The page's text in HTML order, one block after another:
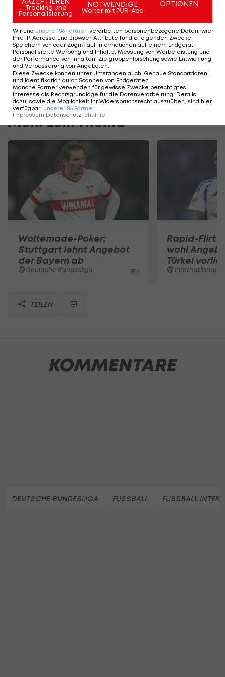
Therese Johaug (NOR/28).
Am Stammtisch bei Andy Ogris:
Christopher Knett
Stammtisch
I schau a
Runde)
Mehr zum Thema
Woltemade-Poker:
Stuttgart lehnt Angebot
der Bayern ab
Deutsche Bundesliga 1
Rapid-Flirt
wohl
Türkei
International
TEILEN
KOMMENTARE
DEUTSCHE BUNDESLIGA FUSSBALL FUSSBALL
Tracking und
Personalisierung
NOTWENDIGE
Weiter mit PUR-Abo
OPTIONEN
Wir und unsere 186 Partner verarbeiten personenbezogene Daten, wie
Ihre IP-Adresse und Browser-Attribute für die folgenden Zwecke:
Speichern von oder Zugriff auf Informationen auf einem Endgerät;
Personalisierte Werbung und Inhalte, Messung von Werbeleistung und
der Performance von Inhalten, Zielgruppenforschung sowie Entwicklung
und Verbesserung von Angeboten
Diese Zwecke können unter Umständen auch: Genaue Standortdaten
und Identifikation durch Scannen von Endgeräten
Manche Partner verwenden für gewisse Zwecke berechtigtes
Interesse als Rechtsgrundlage für die Datenverarbeitung. Details
dazu, sowie die Möglichkeit Ihr Widerspruchsrecht auszuüben, sind hier
verfügbar: unsere 186 Partner
Impressum|Datenschutzrichtlinie